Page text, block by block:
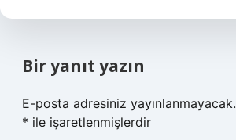
Bir yanıt yazın
E-posta adresiniz yayınlanmayacak.
* ile işaretlenmişlerdir